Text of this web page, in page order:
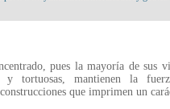
pues la mayoría de sus
y tortuosas, mantienen la
que imprimen un